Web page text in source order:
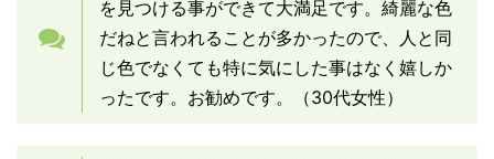
を見つける事ができて大満足です。綺麗な色
だねと言われることが多かったので、人と同
じ色でなくても特に気にした事はなく嬉しか
ったです。お勧めです。（30代女性）